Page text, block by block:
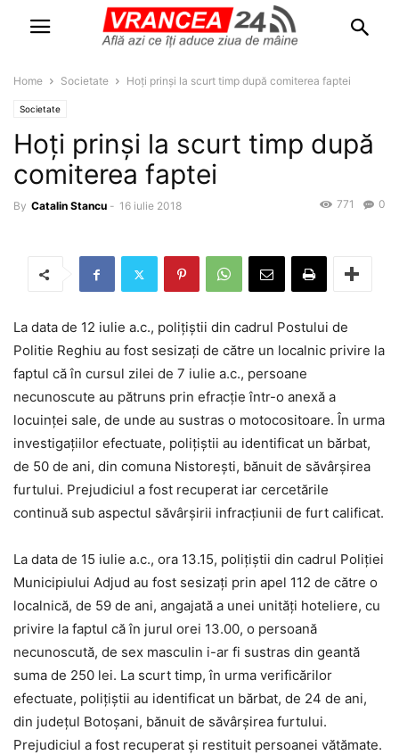
Home Societate Hoți prinși la scurt timp după comiterea faptei
Societate
Hoți prinși la scurt timp după
comiterea faptei
By Catalin Stancu - 16 iulie 2018 0
771
La data de 12 iulie a.c., polițiștii din cadrul Postului de
Politie Reghiu au fost sesizați de către un localnic privire la
faptul că în cursul zilei de 7 iulie a.c., persoane
necunoscute au pătruns prin efracție într-o anexă a
locuinței sale, de unde au sustras o motocositoare. În urma
investigațiilor efectuate, polițiștii au identificat un bărbat,
de 50 de ani, din comuna Nistorești, bănuit de săvârșirea
furtului. Prejudiciul a fost recuperat iar cercetările
continuă sub aspectul săvârșirii infracțiunii de furt calificat.
La data de 15 iulie a.c., ora 13.15, polițiștii din cadrul Poliției
Municipiului Adjud au fost sesizați prin apel 112 de către o
localnică, de 59 de ani, angajată a unei unități hoteliere, cu
privire la faptul că în jurul orei 13.00, o persoană
necunoscută, de sex masculin i-ar fi sustras din geantă
suma de 250 lei. La scurt timp, în urma verificărilor
efectuate, polițiștii au identificat un bărbat, de 24 de ani,
din județul Botoșani, bănuit de săvârșirea furtului.
Prejudiciul a fost recuperat și restituit persoanei vătămate.